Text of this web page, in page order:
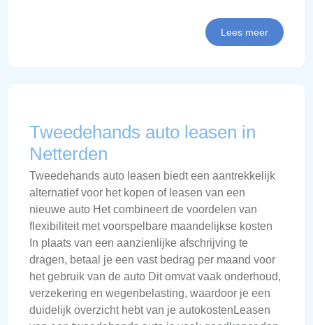
Lees meer
Tweedehands auto leasen in
Netterden
Tweedehands auto leasen biedt een aantrekkelijk
alternatief voor het kopen of leasen van een
nieuwe auto Het combineert de voordelen van
flexibiliteit met voorspelbare maandelijkse kosten
In plaats van een aanzienlijke afschrijving te
dragen, betaal je een vast bedrag per maand voor
het gebruik van de auto Dit omvat vaak onderhoud,
verzekering en wegenbelasting, waardoor je een
duidelijk overzicht hebt van je autokostenLeasen